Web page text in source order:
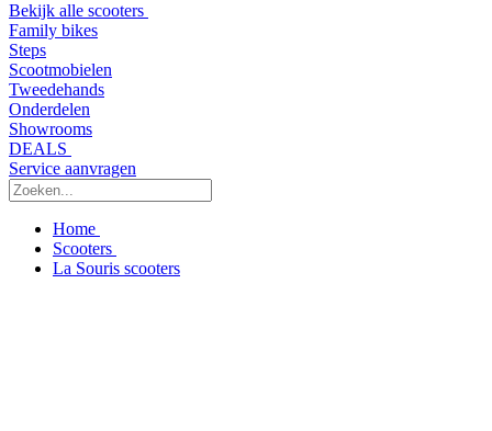
Bekijk alle scooters
Family bikes
Steps
Scootmobielen
Tweedehands
Onderdelen
Showrooms
DEALS
Service aanvragen
Home
Scooters
La Souris scooters